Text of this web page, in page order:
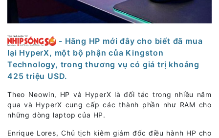
- Hãng HP mới đây cho biết đã mua
lại HyperX, một bộ phận của Kingston
Technology, trong thương vụ có giá trị khoảng
425 triệu USD.
Theo Neowin, HP và HyperX là đối tác trong nhiều năm
qua và HyperX cung cấp các thành phần như RAM cho
những dòng laptop của HP.
Enrique Lores, Chủ tịch kiêm giám đốc điều hành HP cho